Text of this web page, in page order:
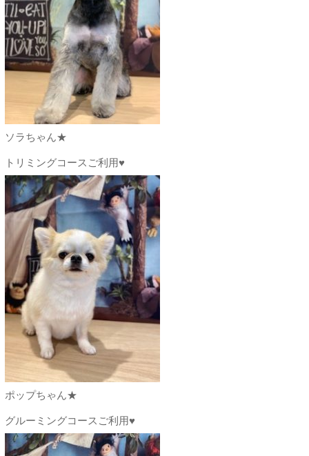
ソラちゃん★
トリミングコースご利用♥
ポップちゃん★
グルーミングコースご利用♥